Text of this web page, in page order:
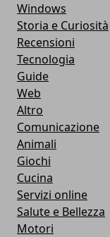
Windows
Storia e Curiosità
Recensioni
Tecnologia
Guide
Web
Altro
Comunicazione
Animali
Giochi
Cucina
Servizi online
Salute e Bellezza
Motori